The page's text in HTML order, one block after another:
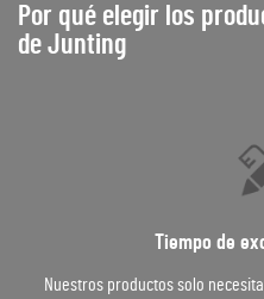
Por qué elegir los
de Junting
Tiempo de
Nuestros productos solo